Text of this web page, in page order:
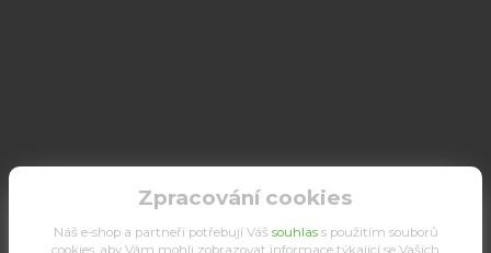
Zpracování cookies
Náš e-shop a partneři potřebují Váš souhlass použitím souborů